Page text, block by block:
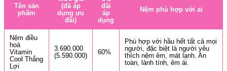
Tên sản
phẩm
(đã áp
dụng ưu
đãi)
đãi
áp
dụng
Nệm phù hợp với ai
Nệm điều
hoà
Vitamin
Cool Thắng
Lợi
3.690.000
(5.590.000)
60%
Phù hợp với hầu hết tất cả mọi
người, đặc biệt là người yêu
thích nệm êm, mát lạnh. An
toàn, lành tính, êm ái.